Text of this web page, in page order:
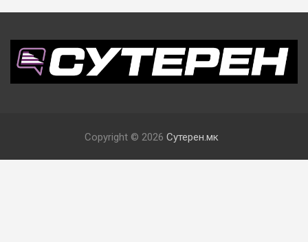
Copyright © 2026 Сутерен.мк